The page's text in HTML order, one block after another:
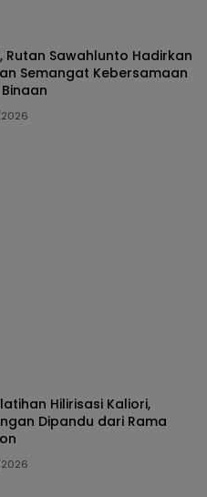
Rutan Sawahlunto Hadirkan
Semangat Kebersamaan
Hilirisasi Kaliori,
Dipandu dari Rama